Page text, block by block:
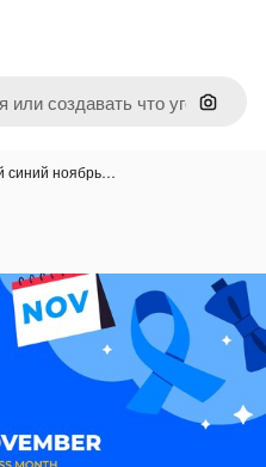
Поиск
синий ноябрь…